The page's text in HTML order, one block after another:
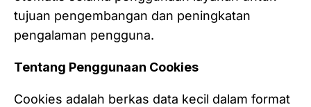
tujuan pengembangan dan peningkatan
pengalaman pengguna.
Tentang Penggunaan Cookies
Cookies adalah berkas data kecil dalam format